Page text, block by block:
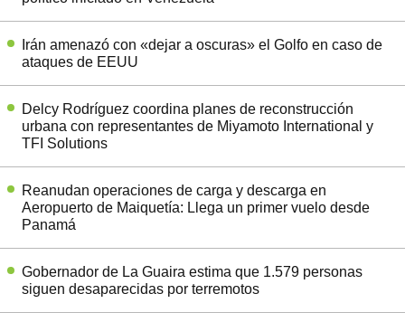
Irán amenazó con «dejar a oscuras» el Golfo en caso de
ataques de EEUU
Delcy Rodríguez coordina planes de reconstrucción
urbana con representantes de Miyamoto International y
TFI Solutions
Reanudan operaciones de carga y descarga en
Aeropuerto de Maiquetía: Llega un primer vuelo desde
Panamá
Gobernador de La Guaira estima que 1.579 personas
siguen desaparecidas por terremotos